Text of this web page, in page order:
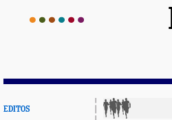
EDITOS